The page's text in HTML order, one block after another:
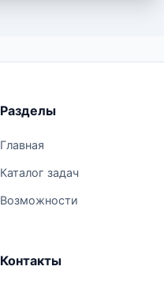
Разделы
Главная
Каталог задач
Возможности
Контакты